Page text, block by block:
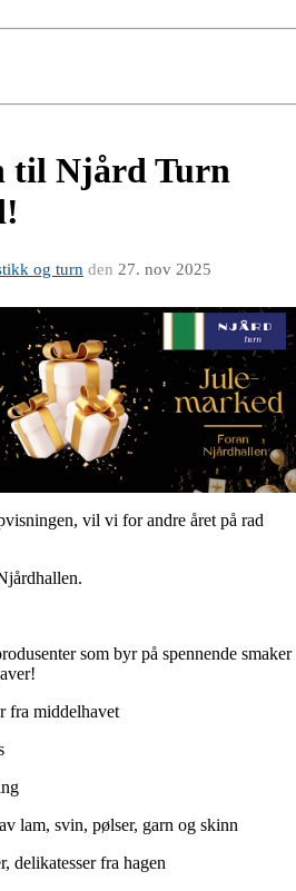
til Njård Turn
og turn den 27. nov 2025
vil vi for andre året på rad
som byr på spennende smaker
fra middelhavet
lam, svin, pølser, garn og skinn
delikatesser fra hagen